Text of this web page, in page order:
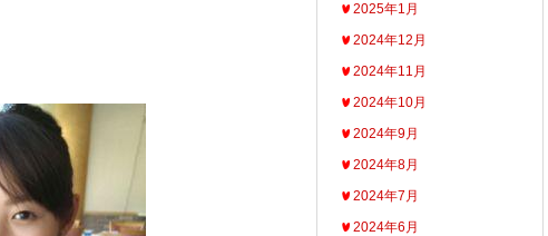
2025年1月
2024年12月
2024年11月
2024年10月
2024年9月
2024年8月
2024年7月
2024年6月